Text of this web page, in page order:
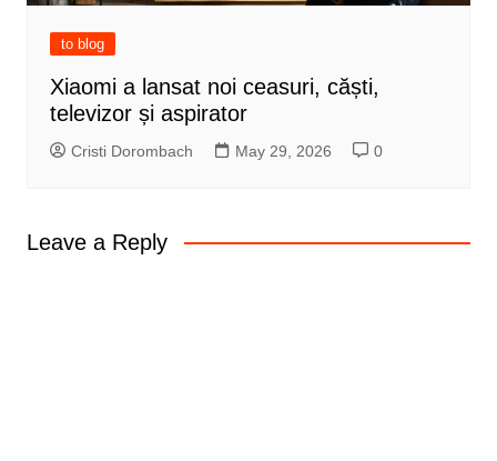
to blog
Xiaomi a lansat noi ceasuri, căști,
televizor și aspirator
Cristi Dorombach May 29, 2026 0
Leave a Reply